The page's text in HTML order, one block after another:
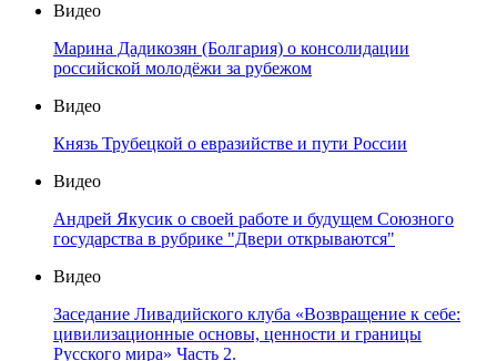
Видео
Марина Дадикозян (Болгария) о консолидации
российской молодёжи за рубежом
Видео
Князь Трубецкой о евразийстве и пути России
Видео
Андрей Якусик о своей работе и будущем Союзного
государства в рубрике "Двери открываются"
Видео
Заседание Ливадийского клуба «Возвращение к себе:
цивилизационные основы, ценности и границы
Русского мира» Часть 2.